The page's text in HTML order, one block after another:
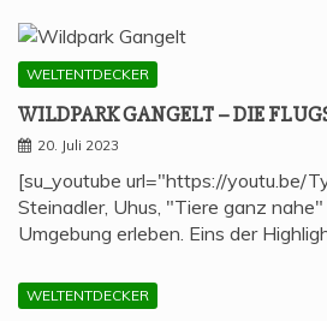
WELTENTDECKER
WILD­PARK GAN­GELT – DIE
20. Juli 2023
[su_youtube url="https://youtu.be/
Steinadler, Uhus, "Tiere ganz
Umgebung erleben. Eins der
WELTENTDECKER